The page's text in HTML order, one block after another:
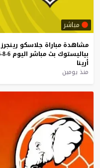
مباشر
مشاهدة مباراة جلاسكو رينجرز
بياليستوك بث مباشر اليوم 6-8-2026
أرينا
منذ يومين